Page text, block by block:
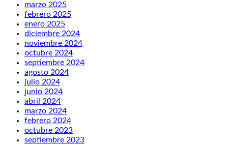
marzo 2025
febrero 2025
enero 2025
diciembre 2024
noviembre 2024
octubre 2024
septiembre 2024
agosto 2024
julio 2024
junio 2024
abril 2024
marzo 2024
febrero 2024
octubre 2023
septiembre 2023